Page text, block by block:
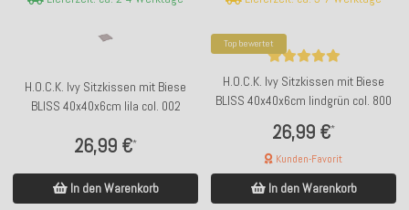
H.O.C.K. Ivy Sitzkissen mit Biese
BLISS 40x40x6cm lila col. 002
26,99 €*
In den Warenkorb
Top bewertet
H.O.C.K. Ivy Sitzkissen mit Biese
BLISS 40x40x6cm lindgrün col. 800
26,99 €*
Kunden-Favorit
In den Warenkorb